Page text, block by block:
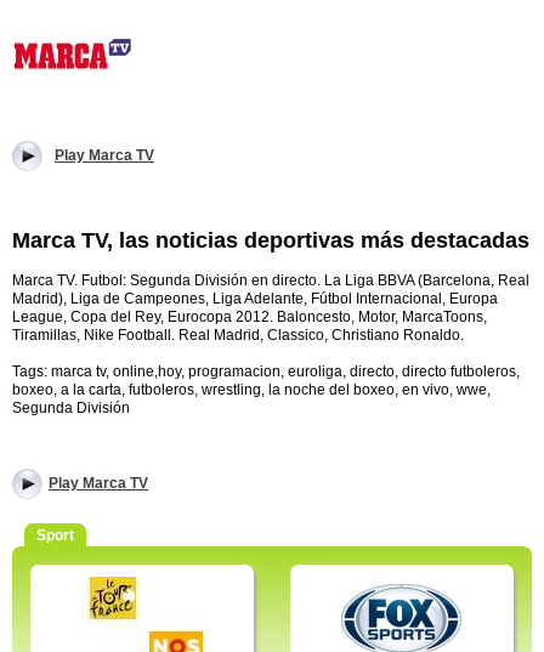
Play Marca TV
Marca TV, las noticias deportivas más destacadas
Marca TV. Futbol: Segunda División en directo. La Liga BBVA (Barcelona, Real
Madrid), Liga de Campeones, Liga Adelante, Fútbol Internacional, Europa
League, Copa del Rey, Eurocopa 2012. Baloncesto, Motor, MarcaToons,
Tiramillas, Nike Football. Real Madrid, Classico, Christiano Ronaldo.
Tags: marca tv, online,hoy, programacion, euroliga, directo, directo futboleros,
boxeo, a la carta, futboleros, wrestling, la noche del boxeo, en vivo, wwe,
Segunda División
Play Marca TV
Sport